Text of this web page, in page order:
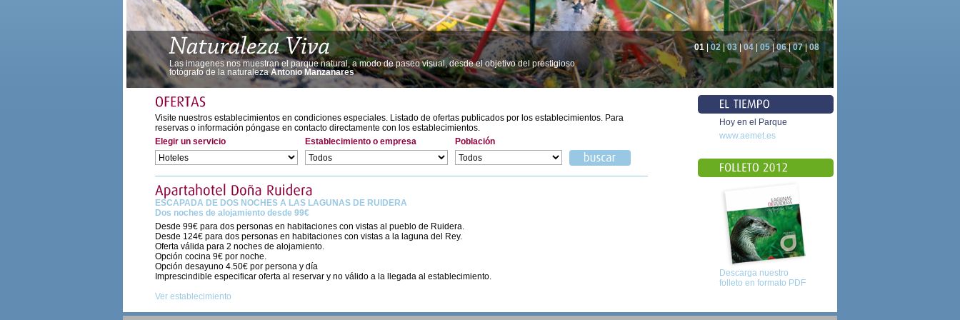
01|02 |03|04 |05|06|07|08
Las imagenes nos muestran el parque natural, a modo de paseo visual, desde el objetivo del prestigioso
fotógrafo de la naturalezaAntonio Manzanares
Visite nuestros establecimientos en condiciones especiales. Listado de ofertas publicados por los establecimientos. Para
reservas o información póngase en contacto directamente con los establecimientos.
Elegir un servicio
Establecimiento o empresa Población
ESCAPADA DE DOS NOCHES A LAS LAGUNAS DE RUIDERA
Dos noches de alojamiento desde 99€
Desde 99€ para dos personas en habitaciones con vistas al pueblo de Ruidera.
Desde 124€ para dos personas en habitaciones con vistas a la laguna del Rey.
Oferta válida para 2 noches de alojamiento.
Opción cocina 9€ por noche.
Opción desayuno 4.50€ por persona y día
Imprescindible especificar oferta al reservar y no válido a la llegada al establecimiento.
Ver establecimiento
Hoy en el Parque
www.aemet.es
Descarga nuestro
folleto en formato PDF